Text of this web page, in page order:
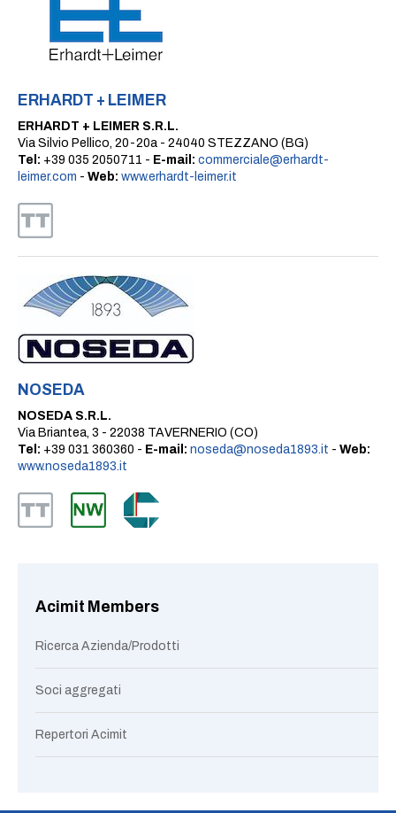
ERHARDT + LEIMER
ERHARDT + LEIMER S.R.L.
Via Silvio Pellico, 20-20a - 24040 STEZZANO (BG)
Tel: +39 035 2050711 - E-mail: commerciale@erhardt-
leimer.com - Web: www.erhardt-leimer.it
NOSEDA
NOSEDA S.R.L.
Via Briantea, 3 - 22038 TAVERNERIO (CO)
Tel: +39 031 360360 - E-mail: noseda@noseda1893.it - Web:
www.noseda1893.it
Acimit Members
Ricerca Azienda/Prodotti
Soci aggregati
Repertori Acimit